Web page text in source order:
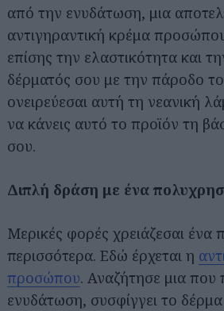
από την ενυδάτωση, μια
αντιγηραντική κρέμα
επίσης την ελαστικότητα και
δέρματός σου με την πάροδο
ονειρεύεσαι αυτή τη νεανική
να κάνεις αυτό το προϊόν τη
σου.
Διπλή δράση με ένα
Μερικές φορές χρειάζεσαι ένα
περισσότερα. Εδώ έρχεται η
προσώπου. Αναζήτησε μια που
ενυδάτωση, συσφίγγει το δέρμα